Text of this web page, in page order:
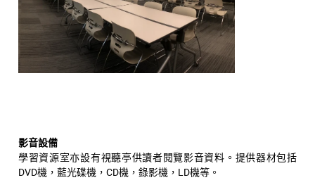
影音設備
學習資源室亦設有視聽亭供讀者閱覽影音資料。提供器材包括
DVD機，藍光碟機，CD機，錄影機，LD機等。